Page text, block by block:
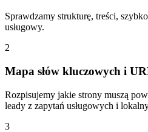
Sprawdzamy strukturę, treści,
usługowy.
2
Mapa słów kluczowych i
Rozpisujemy jakie strony muszą
leady z zapytań usługowych i
3